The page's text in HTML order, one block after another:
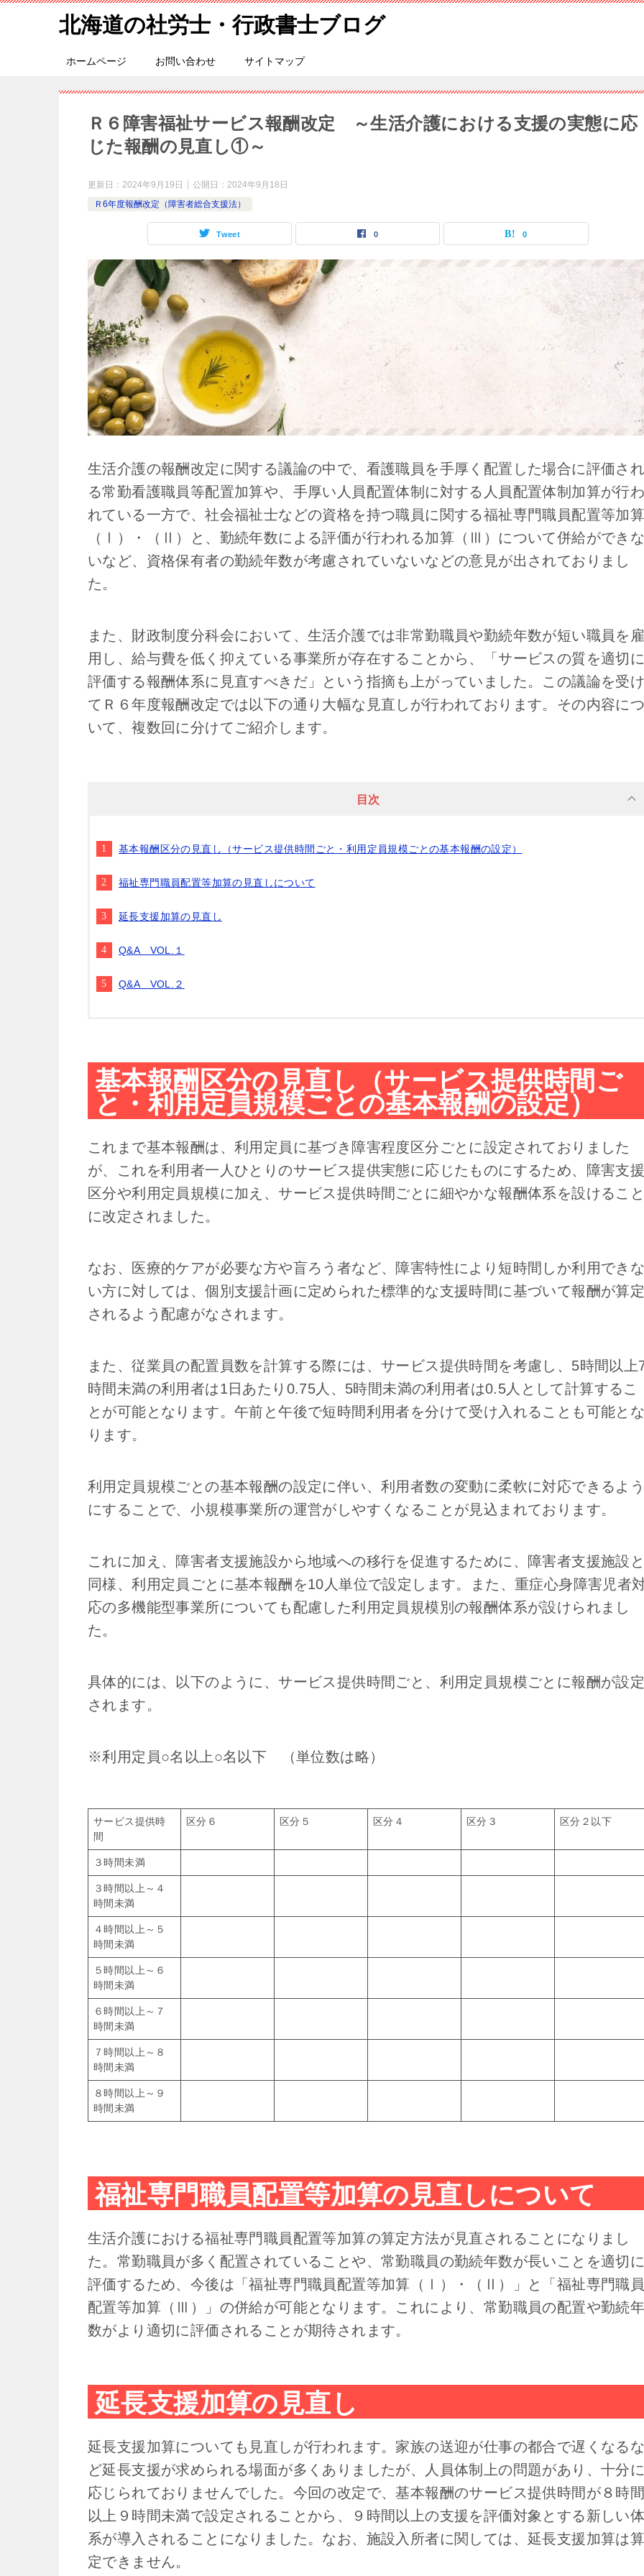
北海道の社労士・行政書士ブログ
ホームページ お問い合わせ サイトマップ
Ｒ６障害福祉サービス報酬改定 ～生活介護における支援の実態に応
じた報酬の見直し①～
更新日： 2024年9月19日 公開日： 2024年9月18日
Ｒ6年度報酬改定（障害者総合支援法）
Tweet 0 0
生活介護の報酬改定に関する議論の中で、看護職員を手厚く配置した場合に評価さ
る常勤看護職員等配置加算や、手厚い人員配置体制に対する人員配置体制加算が行
れている一方で、社会福祉士などの資格を持つ職員に関する福祉専門職員配置等加
（Ⅰ）・（Ⅱ）と、勤続年数による評価が行われる加算（Ⅲ）について併給ができ
いなど、資格保有者の勤続年数が考慮されていないなどの意見が出されておりまし
た。
また、財政制度分科会において、生活介護では非常勤職員や勤続年数が短い職員を
用し、給与費を低く抑えている事業所が存在することから、「サービスの質を適切
評価する報酬体系に見直すべきだ」という指摘も上がっていました。この議論を受
てＲ６年度報酬改定では以下の通り大幅な見直しが行われております。その内容に
いて、複数回に分けてご紹介します。
目次
基本報酬区分の見直し（サービス提供時間ごと・利用定員規模ごとの基本報酬の設定）
福祉専門職員配置等加算の見直しについて
延長支援加算の見直し
Q&A VOL.１
Q&A VOL.２
基本報酬区分の見直し（サービス提供時間ご
と・利用定員規模ごとの基本報酬の設定）
これまで基本報酬は、利用定員に基づき障害程度区分ごとに設定されておりました
が、これを利用者一人ひとりのサービス提供実態に応じたものにするため、障害支
区分や利用定員規模に加え、サービス提供時間ごとに細やかな報酬体系を設けるこ
に改定されました。
なお、医療的ケアが必要な方や盲ろう者など、障害特性により短時間しか利用でき
い方に対しては、個別支援計画に定められた標準的な支援時間に基づいて報酬が算
されるよう配慮がなされます。
また、従業員の配置員数を計算する際には、サービス提供時間を考慮し、5時間以上
時間未満の利用者は1日あたり0.75人、5時間未満の利用者は0.5人として計算するこ
とが可能となります。午前と午後で短時間利用者を分けて受け入れることも可能と
ります。
利用定員規模ごとの基本報酬の設定に伴い、利用者数の変動に柔軟に対応できるよ
にすることで、小規模事業所の運営がしやすくなることが見込まれております。
これに加え、障害者支援施設から地域への移行を促進するために、障害者支援施設
同様、利用定員ごとに基本報酬を10人単位で設定します。また、重症心身障害児者
応の多機能型事業所についても配慮した利用定員規模別の報酬体系が設けられまし
た。
具体的には、以下のように、サービス提供時間ごと、利用定員規模ごとに報酬が設
されます。
※利用定員○名以上○名以下 （単位数は略）
サービス提供時
間
区分６ 区分５ 区分４ 区分３ 区分２以下
３時間未満
３時間以上～４
時間未満
４時間以上～５
時間未満
５時間以上～６
時間未満
６時間以上～７
時間未満
７時間以上～８
時間未満
８時間以上～９
時間未満
福祉専門職員配置等加算の見直しについて
生活介護における福祉専門職員配置等加算の算定方法が見直されることになりまし
た。常勤職員が多く配置されていることや、常勤職員の勤続年数が長いことを適切
評価するため、今後は「福祉専門職員配置等加算（Ⅰ）・（Ⅱ）」と「福祉専門職
配置等加算（Ⅲ）」の併給が可能となります。これにより、常勤職員の配置や勤続
数がより適切に評価されることが期待されます。
延長支援加算の見直し
延長支援加算についても見直しが行われます。家族の送迎が仕事の都合で遅くなる
ど延長支援が求められる場面が多くありましたが、人員体制上の問題があり、十分
応じられておりませんでした。今回の改定で、基本報酬のサービス提供時間が８時
以上９時間未満で設定されることから、９時間以上の支援を評価対象とする新しい
系が導入されることになりました。なお、施設入所者に関しては、延長支援加算は
定できません。